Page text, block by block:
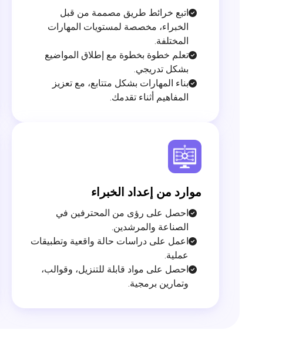
اتبع خرائط طريق مصممة من قبل
الخبراء، مخصصة لمستويات المهارات
المختلفة.
تعلم خطوة بخطوة مع إطلاق المواضيع
بشكل تدريجي.
بناء المهارات بشكل متتابع، مع تعزيز
المفاهيم أثناء تقدمك.
موارد من إعداد الخبراء
احصل على رؤى من المحترفين في
الصناعة والمرشدين.
اعمل على دراسات حالة واقعية وتطبيقات
عملية.
احصل على مواد قابلة للتنزيل، وقوالب،
وتمارين برمجية.